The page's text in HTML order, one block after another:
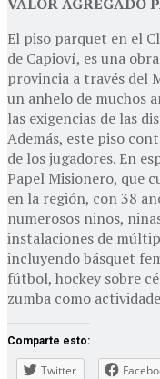
El piso parquet en el
de Capioví, es una
provincia a través del
un anhelo de muchos
las exigencias de las
Además, este piso
de los jugadores. En
Papel Misionero, que
en la región, con 38
numerosos niños,
instalaciones de
incluyendo básquet
fútbol, hockey sobre
zumba como
Comparte esto:
Twitter